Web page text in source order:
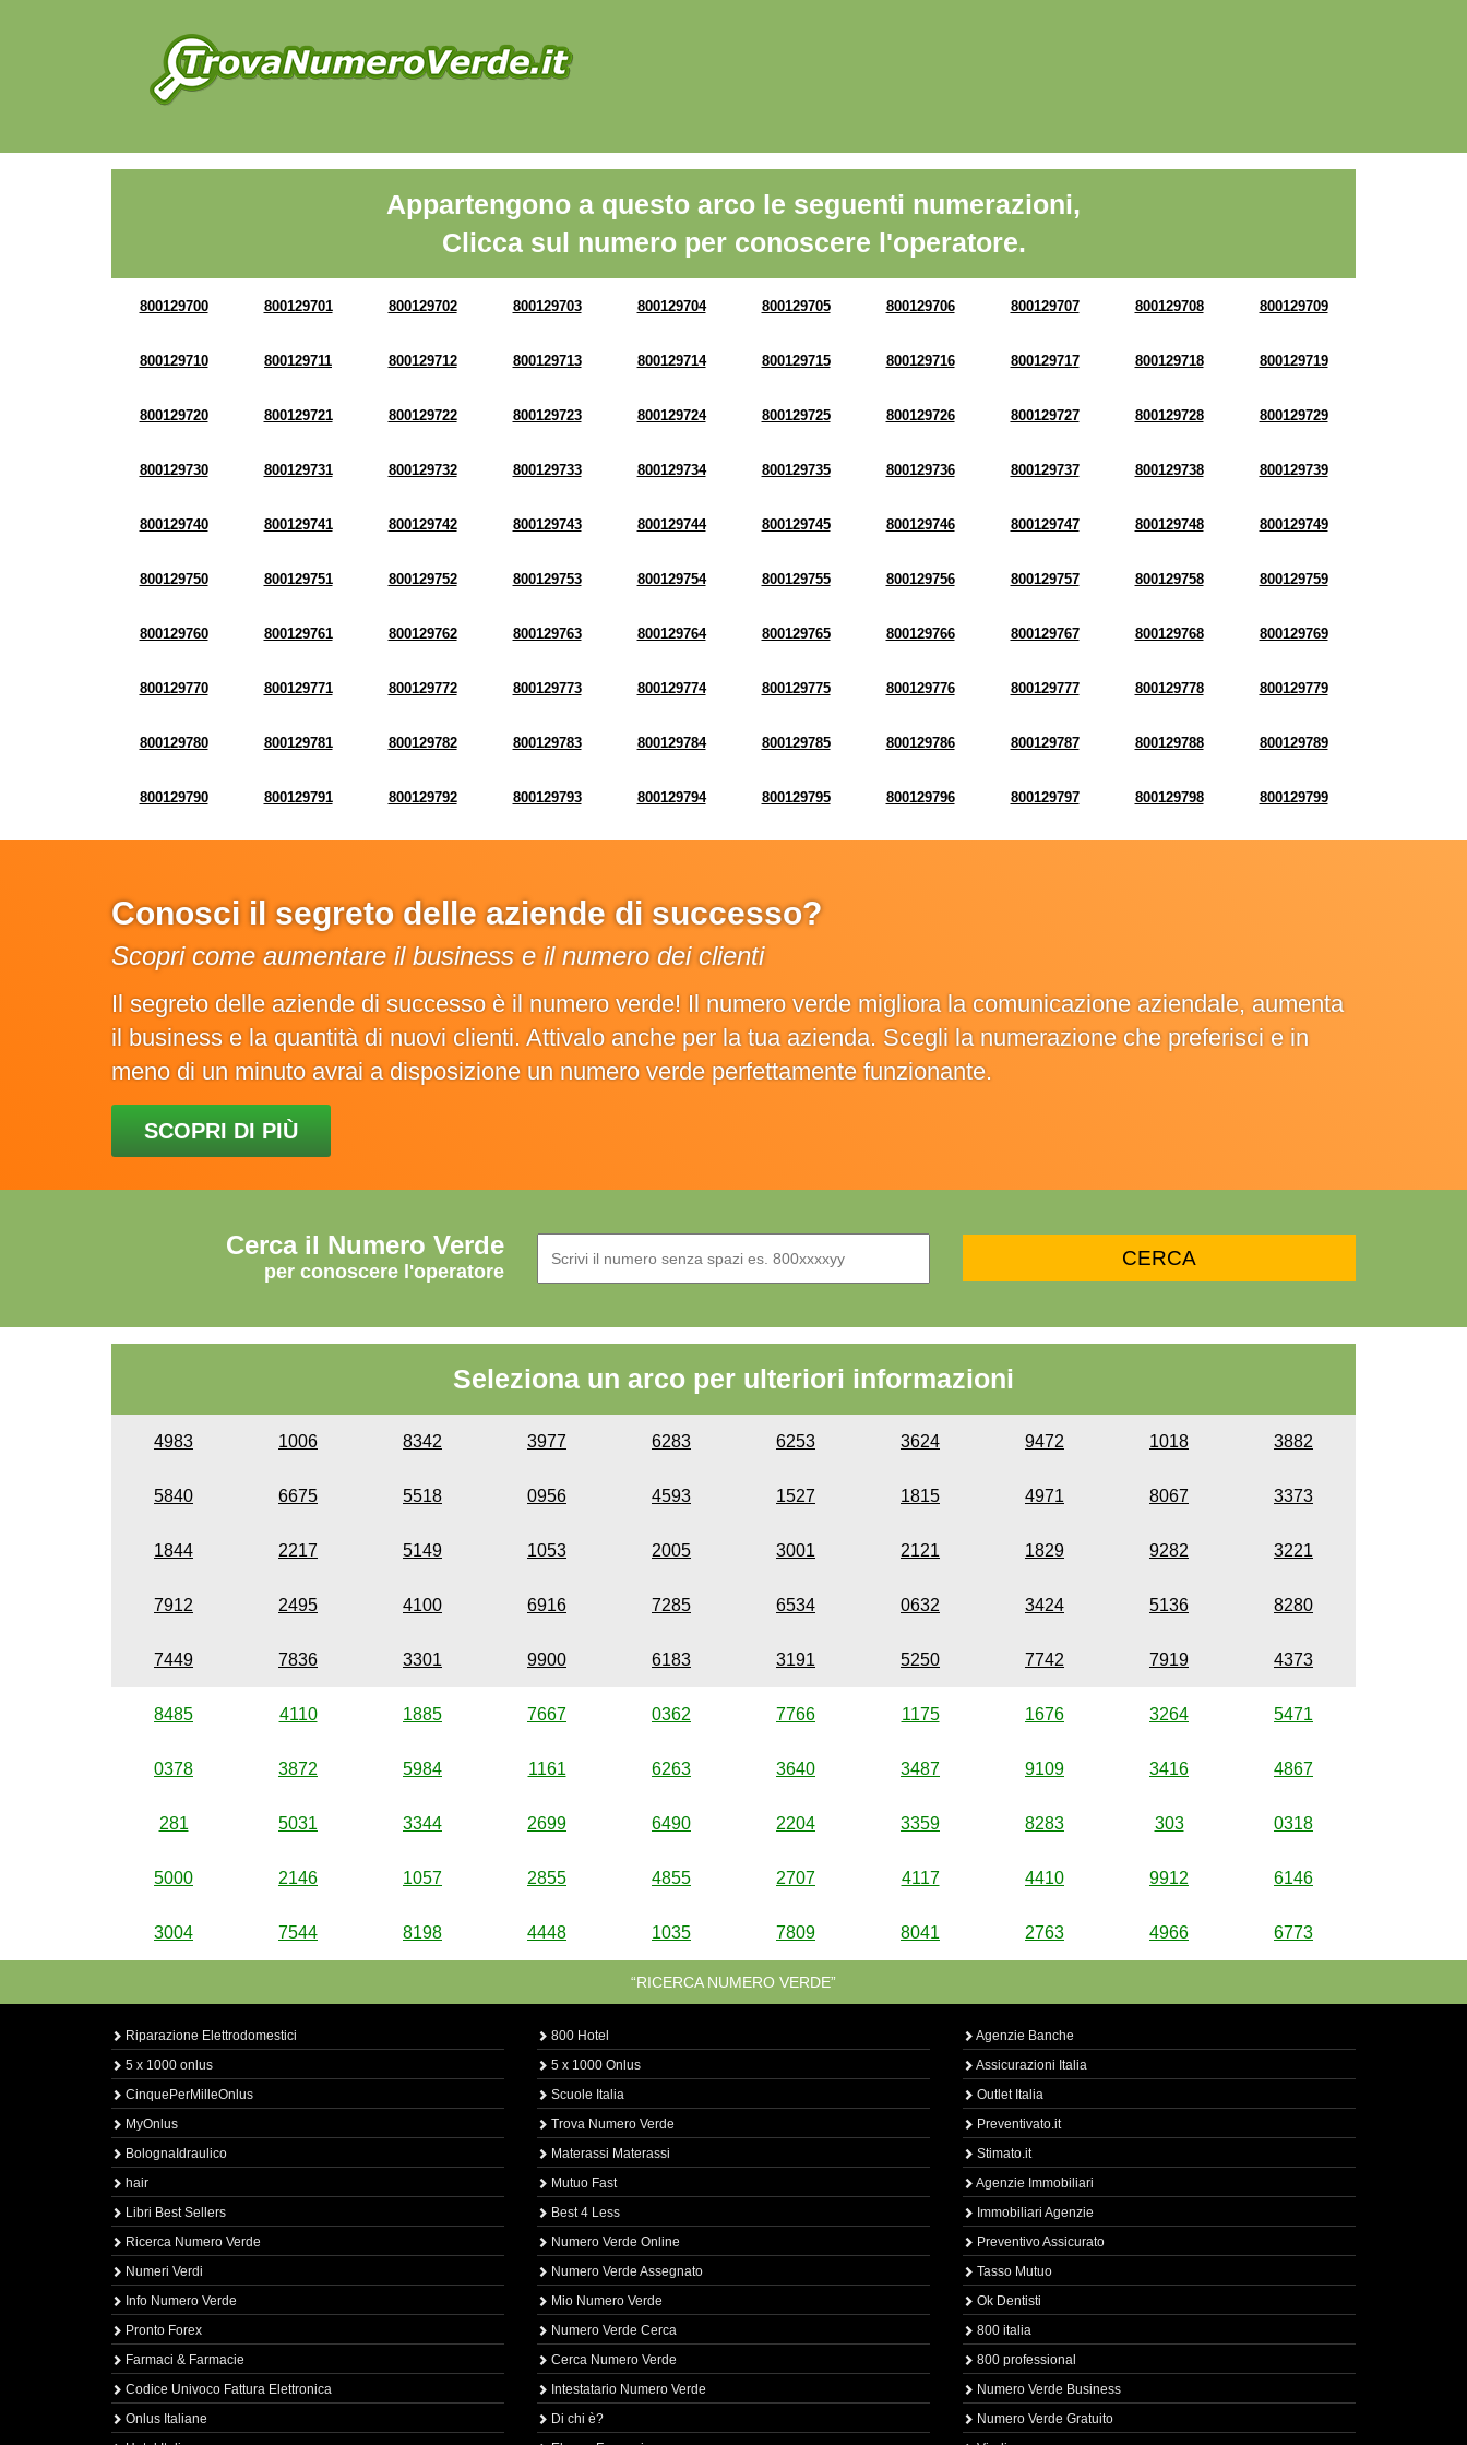
Appartengono a questo arco le seguenti numerazioni,
Clicca sul numero per conoscere l'operatore.
800129700 800129701 800129702 800129703 800129704 800129705 800129706 800129707 800129708 800129709
800129710 800129711 800129712 800129713 800129714 800129715 800129716 800129717 800129718 800129719
800129720 800129721 800129722 800129723 800129724 800129725 800129726 800129727 800129728 800129729
800129730 800129731 800129732 800129733 800129734 800129735 800129736 800129737 800129738 800129739
800129740 800129741 800129742 800129743 800129744 800129745 800129746 800129747 800129748 800129749
800129750 800129751 800129752 800129753 800129754 800129755 800129756 800129757 800129758 800129759
800129760 800129761 800129762 800129763 800129764 800129765 800129766 800129767 800129768 800129769
800129770 800129771 800129772 800129773 800129774 800129775 800129776 800129777 800129778 800129779
800129780 800129781 800129782 800129783 800129784 800129785 800129786 800129787 800129788 800129789
800129790 800129791 800129792 800129793 800129794 800129795 800129796 800129797 800129798 800129799
Conosci il segreto delle aziende di successo?
Scopri come aumentare il business e il numero dei clienti
Il segreto delle aziende di successo è il numero verde! Il numero verde migliora la comunicazione aziendale, aumenta
il business e la quantità di nuovi clienti. Attivalo anche per la tua azienda. Scegli la numerazione che preferisci e in
meno di un minuto avrai a disposizione un numero verde perfettamente funzionante.
SCOPRI DI PIÙ
Cerca il Numero Verde
per conoscere l'operatore
Seleziona un arco per ulteriori informazioni
4983 1006 8342 3977 6283 6253 3624 9472 1018 3882
5840 6675 5518 0956 4593 1527 1815 4971 8067 3373
1844 2217 5149 1053 2005 3001 2121 1829 9282 3221
7912 2495 4100 6916 7285 6534 0632 3424 5136 8280
7449 7836 3301 9900 6183 3191 5250 7742 7919 4373
8485 4110 1885 7667 0362 7766 1175 1676 3264 5471
0378 3872 5984 1161 6263 3640 3487 9109 3416 4867
281 5031 3344 2699 6490 2204 3359 8283 303 0318
5000 2146 1057 2855 4855 2707 4117 4410 9912 6146
3004 7544 8198 4448 1035 7809 8041 2763 4966 6773
“RICERCA NUMERO VERDE”
Riparazione Elettrodomestici
5 x 1000 onlus
CinquePerMilleOnlus
MyOnlus
BolognaIdraulico
hair
Libri Best Sellers
Ricerca Numero Verde
Numeri Verdi
Info Numero Verde
Pronto Forex
Farmaci & Farmacie
Codice Univoco Fattura Elettronica
Onlus Italiane
800 Hotel
5 x 1000 Onlus
Scuole Italia
Trova Numero Verde
Materassi Materassi
Mutuo Fast
Best 4 Less
Numero Verde Online
Numero Verde Assegnato
Mio Numero Verde
Numero Verde Cerca
Cerca Numero Verde
Intestatario Numero Verde
Di chi è?
Agenzie Banche
Assicurazioni Italia
Outlet Italia
Preventivato.it
Stimato.it
Agenzie Immobiliari
Immobiliari Agenzie
Preventivo Assicurato
Tasso Mutuo
Ok Dentisti
800 italia
800 professional
Numero Verde Business
Numero Verde Gratuito